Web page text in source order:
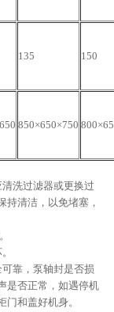
135 150
850×650×750
洗过滤器或更换过
持清洁，以免堵塞，
靠，泵轴封是否损
是否正常，如遇停机
和盖好机身。